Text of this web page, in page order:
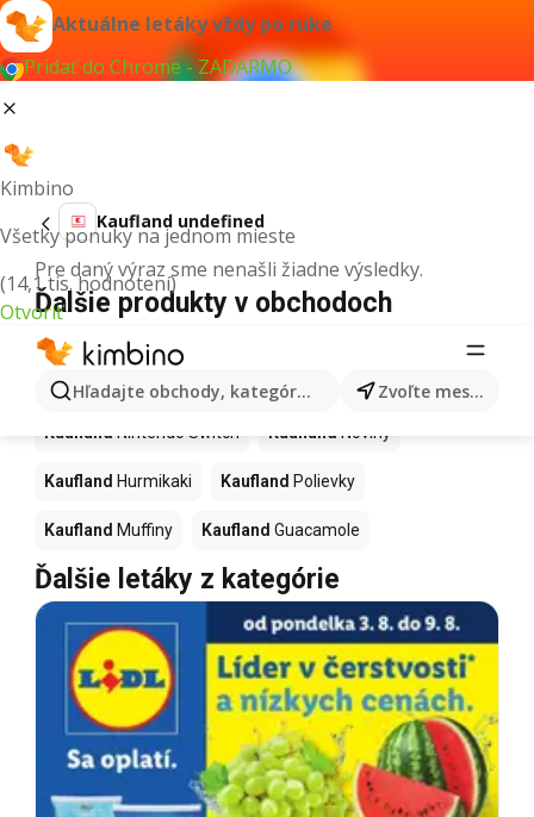
Aktuálne letáky vždy po ruke
Pridať do Chrome - ZADARMO
Kimbino
Všetky ponuky na jednom mieste
(14,1 tis. hodnotení)
Otvoriť
Hľadajte obchody, kategórie, produkty... Zvoľte mesto
Kaufland undefined
Pre daný výraz sme nenašli žiadne výsledky.
Ďalšie produkty v obchodoch
Kaufland
Kaufland Kapor Kaufland Ashwagandha
Kaufland Nintendo Switch Kaufland Noviny
Kaufland Hurmikaki Kaufland Polievky
Kaufland Muffiny Kaufland Guacamole
Ďalšie letáky z kategórie